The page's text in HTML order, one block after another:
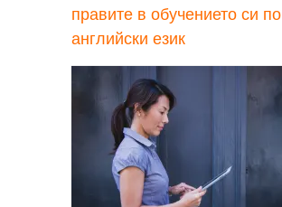
правите в обучението си по
английски език